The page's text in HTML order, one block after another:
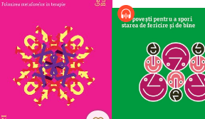
videoterapia